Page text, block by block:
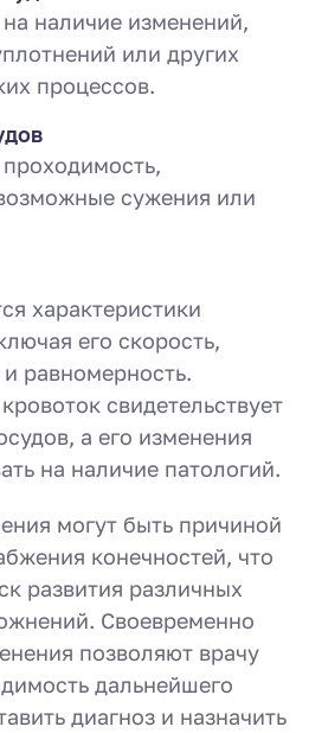
наличие изменений,
или других
процессов.
сужения или
характеристики
его скорость,
равномерность.
свидетельствует
а его изменения
на наличие патологий.
могут быть причиной
конечностей, что
развития различных
Своевременно
позволяют врачу
дальнейшего
диагноз и назначить